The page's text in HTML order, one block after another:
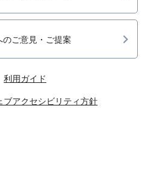
のご意見・ご提案
利用ガイド
ブアクセシビリティ方針